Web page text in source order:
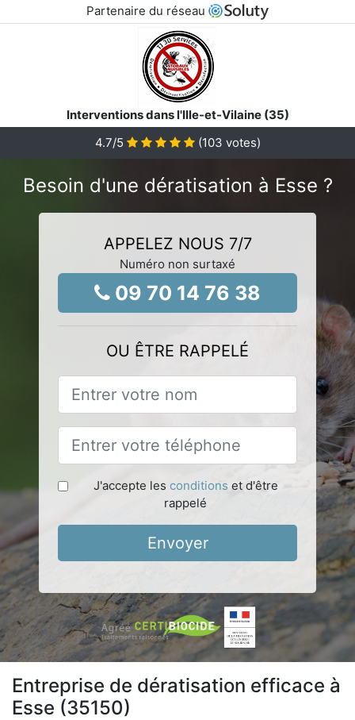
Partenaire du réseau
Interventions dans l'Ille-et-Vilaine (35)
4.7/5 (103 votes)
Besoin d'une dératisation à Esse ?
APPELEZ NOUS 7/7
Numéro non surtaxé
09 70 14 76 38
OU ÊTRE RAPPELÉ
J'accepte les conditions et d'être
rappelé
Envoyer
Entreprise de dératisation efficace à
Esse (35150)